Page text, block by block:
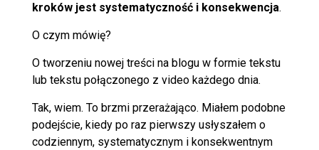
kroków jest systematyczność i konsekwencja.
O czym mówię?
O tworzeniu nowej treści na blogu w formie tekstu
lub tekstu połączonego z video każdego dnia.
Tak, wiem. To brzmi przerażająco. Miałem podobne
podejście, kiedy po raz pierwszy usłyszałem o
codziennym, systematycznym i konsekwentnym